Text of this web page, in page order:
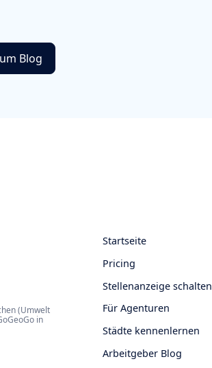
Blog
(Umwelt
in
Startseite
Pricing
Stellenanzeige schalten
Für Agenturen
Städte kennenlernen
Arbeitgeber Blog